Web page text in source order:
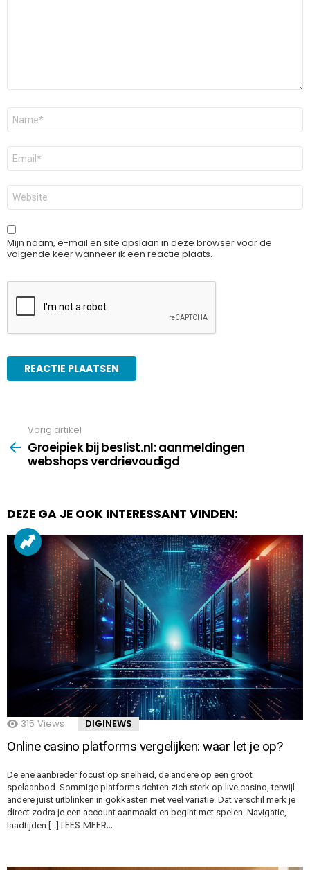
Naam
E-
mail
*
Site
Mijn naam, e-mail en site opslaan in deze browser voor de
volgende keer wanneer ik een reactie plaats.
more
Vorig artikel
Groeipiek bij beslist.nl: aanmeldingen
webshops verdrievoudigd
DEZE GA JE OOK INTERESSANT VINDEN:
315 Views DIGINEWS
Online casino platforms vergelijken: waar let je op?
De ene aanbieder focust op snelheid, de andere op een groot
spelaanbod. Sommige platforms richten zich sterk op live casino, terwijl
andere juist uitblinken in gokkasten met veel variatie. Dat verschil merk je
direct zodra je een account aanmaakt en begint met spelen. Navigatie,
laadtijden […] LEES MEER…